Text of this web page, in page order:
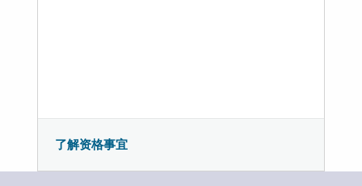
了解资格事宜